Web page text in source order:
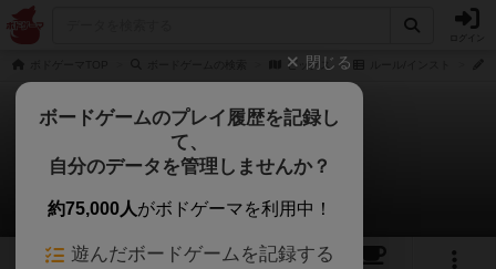
ピックス
ピックス
TJさんのルール/インスト
6 1 5
閉じる
ボードゲームのプレイ履歴を記録し
て、
自分のデータを管理しませんか？
約75,000人がボドゲーマを利用中！
遊んだボードゲームを記録する